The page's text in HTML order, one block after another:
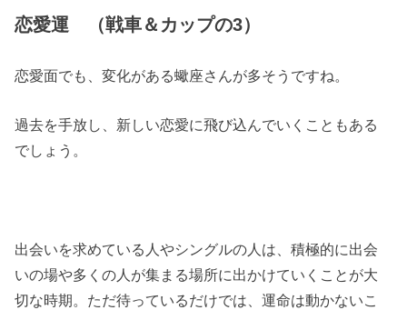
恋愛運 （戦車＆カップの3）
恋愛面でも、変化がある蠍座さんが多そうですね。
過去を手放し、新しい恋愛に飛び込んでいくこともある
でしょう。
出会いを求めている人やシングルの人は、積極的に出会
いの場や多くの人が集まる場所に出かけていくことが大
切な時期。ただ待っているだけでは、運命は動かないこ